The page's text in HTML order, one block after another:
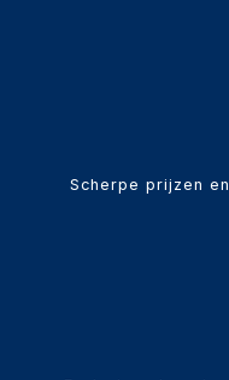
Scherpe prijzen